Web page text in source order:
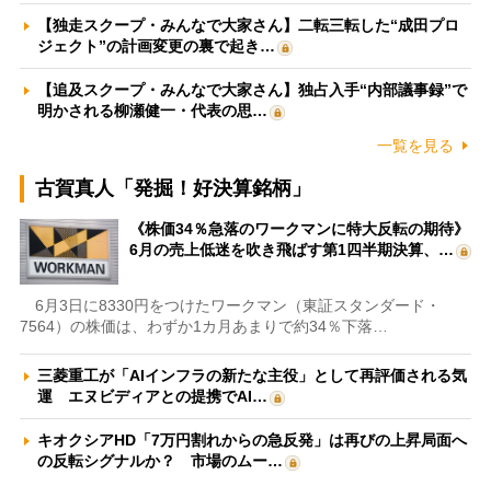
【独走スクープ・みんなで大家さん】二転三転した“成田プロ
ジェクト”の計画変更の裏で起き…
【追及スクープ・みんなで大家さん】独占入手“内部議事録”で
明かされる柳瀬健一・代表の思…
一覧を見る
古賀真人「発掘！好決算銘柄」
《株価34％急落のワークマンに特大反転の期待》
6月の売上低迷を吹き飛ばす第1四半期決算、…
6月3日に8330円をつけたワークマン（東証スタンダード・
7564）の株価は、わずか1カ月あまりで約34％下落…
三菱重工が「AIインフラの新たな主役」として再評価される気
運 エヌビディアとの提携でAI…
キオクシアHD「7万円割れからの急反発」は再びの上昇局面へ
の反転シグナルか？ 市場のムー…